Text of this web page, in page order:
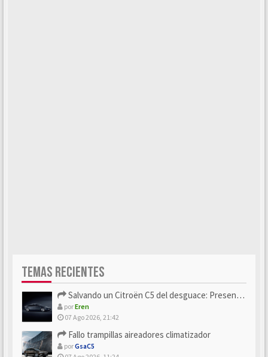
TEMAS RECIENTES
Salvando un Citroën C5 del desguace: Presentación y seguimiento
porEren
07 Ago 2026, 21:42
Fallo trampillas aireadores climatizador
porGsaC5